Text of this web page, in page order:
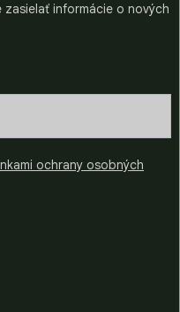
zasielať informácie o nových
ochrany osobných